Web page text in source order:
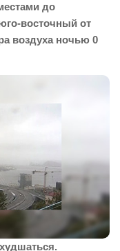
до
восточный от
воздуха ночью 0